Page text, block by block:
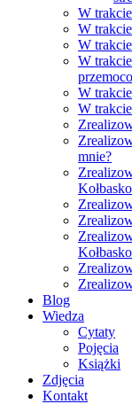
W
W
W
W
W
W
mnie?
Blog
Wiedza
Cytaty
Pojęcia
Książki
Zdjęcia
Kontakt